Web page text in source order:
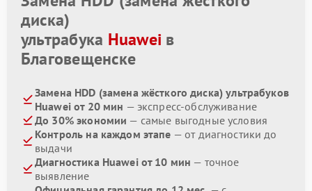
диска)
ультрабука Huawei в
Благовещенске
Замена HDD (замена жёсткого диска) ультрабуков
Huawei от 20 мин — экспресс-обслуживание
До 30% экономии — самые выгодные условия
Контроль на каждом этапе — от диагностики до
выдачи
Диагностика Huawei от 10 мин — точное
выявление